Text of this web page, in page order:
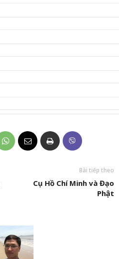
Bài tiếp theo
Cụ Hồ Chí Minh và Đạo
Phật